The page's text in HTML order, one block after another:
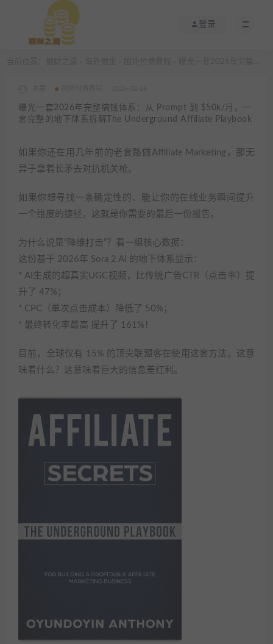
登录
曝光一套2026年完整搞钱体系：从 Prompt 到 $50k/月，一
套完整的地下体系拆解The Underground Affiliate Playbook
如果你还在用几年前的老套路做Affiliate Marketing，那无
异于拿着长矛去对抗机关枪。
如果你想寻找一条确定性的、能让你的在线业务瞬间提升
一个维度的捷径，这就是你需要的最后一份报告。
为什么说是“降维打击”？看一组核心数据：
这份基于 2026年 Sora 2 AI 的地下体系显示：
* AI生成的超真实UGC视频，比传统广告CTR（点击率）提
升了 47%；
* CPC（单次点击成本）降低了 50%；
* 最终转化率最高 提升了 161%！
目前，全球仅有 15% 的顶尖联盟客在使用这套方法。这意
味着什么？这意味着巨大的信息差红利。